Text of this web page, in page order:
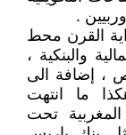
.
القرن محط
والبنكية ،
، إضافة الى
ما انتهت
تحت